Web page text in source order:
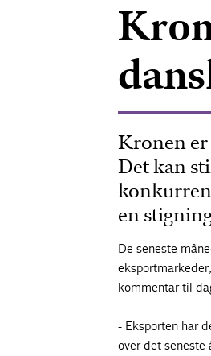
Kronen er
Det kan
en
De seneste
kommentar til
- Eksporten har
over det